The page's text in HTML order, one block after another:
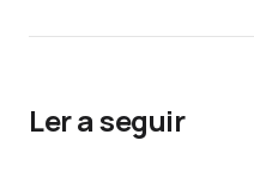
Ler a seguir